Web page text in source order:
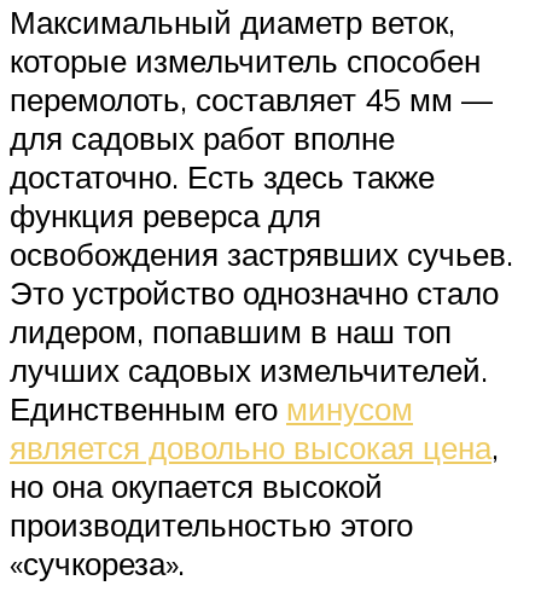
Максимальный диаметр веток,
которые измельчитель способен
перемолоть, составляет 45 мм —
для садовых работ вполне
достаточно. Есть здесь также
функция реверса для
освобождения застрявших сучьев.
Это устройство однозначно стало
лидером, попавшим в наш топ
лучших садовых измельчителей.
Единственным его минусом
является довольно высокая цена,
но она окупается высокой
производительностью этого
«сучкореза».